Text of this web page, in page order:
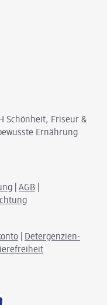
Schönheit, Friseur &
Ernährung
AGB
Detergenzien-